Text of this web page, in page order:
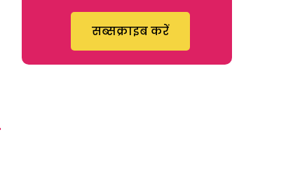
सब्सक्राइब करें